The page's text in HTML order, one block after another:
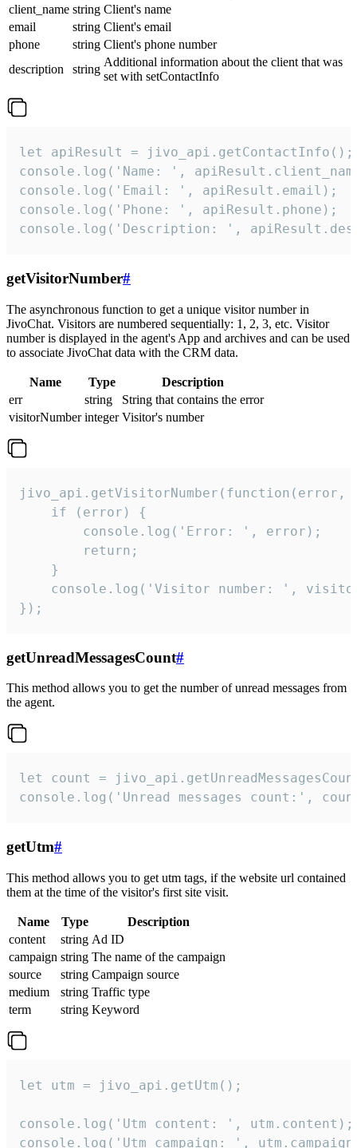
client_name string Client's name
email
string Client's email
phone
string Client's phone number
description
string
Additional information about the client that was
set with setContactInfo
let apiResult = jivo_api.getContactInfo();
console.log('Name: ',
console.log('Email: ', apiResult.email);
console.log('Phone: ', apiResult.phone);
console.log('Description: ',
getVisitorNumber#
The asynchronous function to get a unique visitor number in
JivoChat. Visitors are numbered sequentially: 1, 2, 3, etc. Visitor
number is displayed in the agent's App and archives and can be used
to associate JivoChat data with the CRM data.
Name Type
Description
err
string
String that contains the error
visitorNumber integer Visitor's number
jivo_api.getVisitorNumber(function(error,
    if (error) {
        console.log('Error: ', error);
        return;
    }
console.log('Visitor number: ',
});
getUnreadMessagesCount#
This method allows you to get the number of unread messages from
the agent.
let count =
console.log('Unread messages count:',
getUtm#
This method allows you to get utm tags, if the website url contained
them at the time of the visitor's first site visit.
Name Type
Description
content
string Ad ID
campaign string The name of the campaign
source
string Campaign source
medium
string Traffic type
term
string Keyword
let utm = jivo_api.getUtm();
console.log('Utm content: ', utm.content);
console.log('Utm campaign: ',